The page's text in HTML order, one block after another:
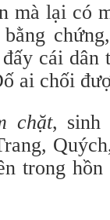
mà lại có
cái
ai chối
chặt, sinh
trong